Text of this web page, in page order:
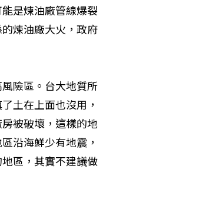
是煉油廠管線爆裂
煉油廠大火，政府
險區。台大地質所
土在上面也沒用，
被破壞，這樣的地
沿海鮮少有地震，
區，其實不建議做